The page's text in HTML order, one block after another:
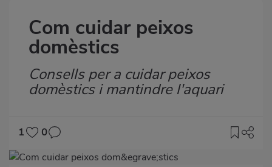
Com cuidar peixos
domèstics
Subtítulo
Consells per a cuidar peixos
domèstics i mantindre l'aquari
1
0
Imagen